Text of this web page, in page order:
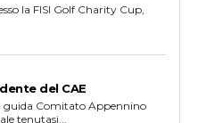
la FISI Golf Charity Cup,
del CAE
guida Comitato Appennino
tenutasi...